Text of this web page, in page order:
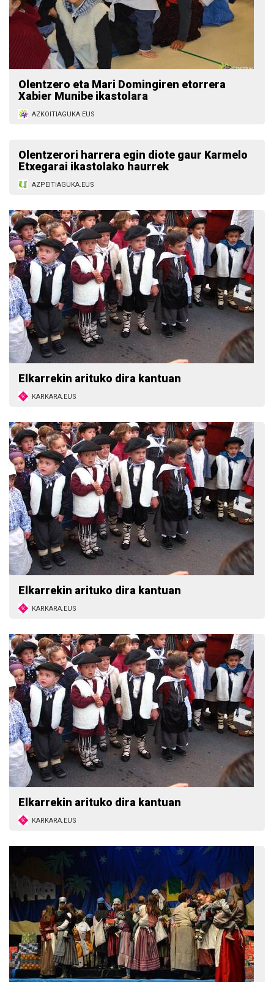
Olentzero eta Mari Domingiren etorrera
Xabier Munibe ikastolara
AZKOITIAGUKA.EUS
Olentzerori harrera egin diote gaur Karmelo
Etxegarai ikastolako haurrek
AZPEITIAGUKA.EUS
Elkarrekin arituko dira kantuan
KARKARA.EUS
Elkarrekin arituko dira kantuan
KARKARA.EUS
Elkarrekin arituko dira kantuan
KARKARA.EUS